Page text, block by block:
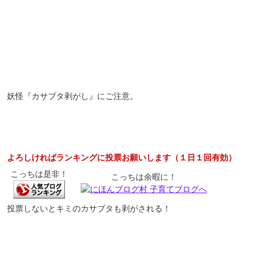
妖怪『カサブタ剥がし』にご注意。
よろしければランキングに投票お願いします（１日１回有効）
こっちは是非！
こっちは余暇に！
投票しないとキミのカサブタも剥がされる！